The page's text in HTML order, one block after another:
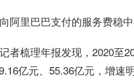
阿里巴巴支付的服务费稳中
者梳理年报发现，2020至
亿元、55.36亿元，增